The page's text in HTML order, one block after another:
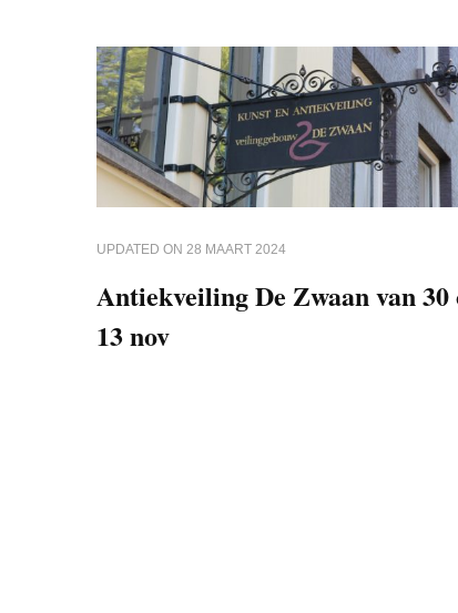
UPDATED ON 28 MAART 2024
Antiekveiling De Zwaan van
13 nov